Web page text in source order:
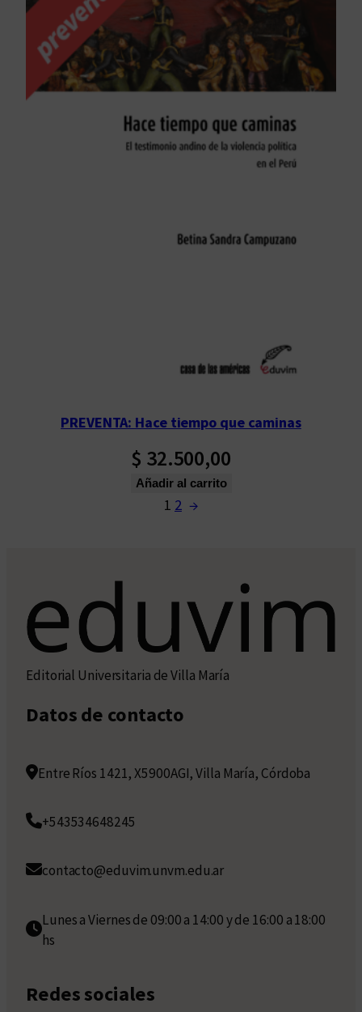
PREVENTA: Hace tiempo que caminas
$ 32.500,00
Añadir al carrito
1 2 →
Editorial Universitaria de Villa María
Datos de contacto
Entre Ríos 1421, X5900AGI, Villa María, Córdoba
+543534648245
contacto@eduvim.unvm.edu.ar
Lunes a Viernes de 09:00 a 14:00 y de 16:00 a 18:00
hs
Redes sociales